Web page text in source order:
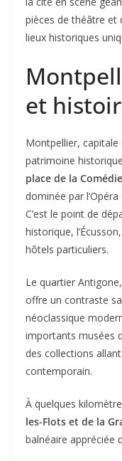
pièces de théâtre et
lieux historiques
et
Montpellier, capitale
patrimoine
place de la Comédie
dominée par
C’est le point de
historique,
hôtels particuliers.
Le quartier
offre un contraste
néoclassique
importants musées
des collections
contemporain.
À quelques
les-Flots et de la
balnéaire appréciée